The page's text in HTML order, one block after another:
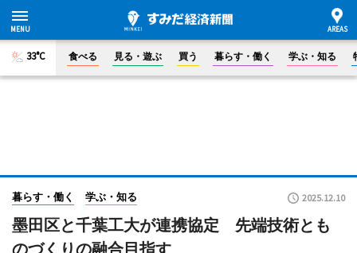
33°C 食べる 見る・遊ぶ 買う 暮らす・働く 学ぶ・知る
暮らす・働く 学ぶ・知る 2025.12.10
墨田区と千葉工大が連携協定 先端技術とも
のづくりの融合目指す